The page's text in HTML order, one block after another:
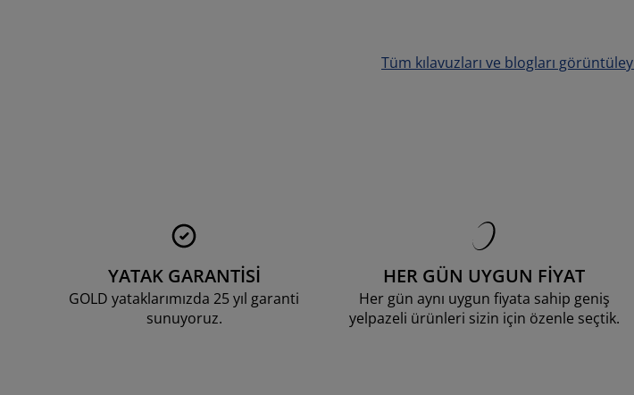
Tüm kılavuzları ve blogları
YATAK GARANTİSİ
GOLD yataklarımızda 25 yıl garanti
sunuyoruz.
HER GÜN UYGUN FİYAT
Her gün aynı uygun fiyata sahip geniş
yelpazeli ürünleri sizin için özenle seçtik.